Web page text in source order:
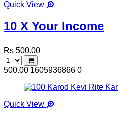
Quick View
10 X Your Income
Rs 500.00
500.00 1605936866 0
Quick View